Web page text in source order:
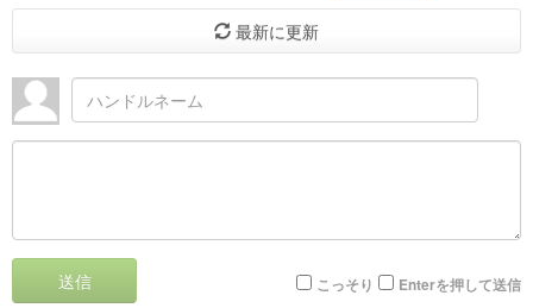
最新に更新
送信 こっそり Enterを押して送信